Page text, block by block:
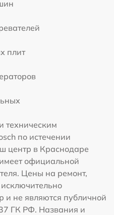
плит
техническим
по истечении
центр в Краснодаре
официальной
Цены на ремонт,
и не являются публичной
ГК РФ. Названия и